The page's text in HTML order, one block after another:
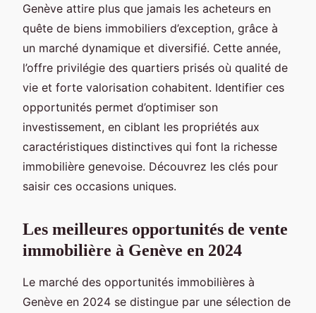
Genève attire plus que jamais les acheteurs en
quête de biens immobiliers d’exception, grâce à
un marché dynamique et diversifié. Cette année,
l’offre privilégie des quartiers prisés où qualité de
vie et forte valorisation cohabitent. Identifier ces
opportunités permet d’optimiser son
investissement, en ciblant les propriétés aux
caractéristiques distinctives qui font la richesse
immobilière genevoise. Découvrez les clés pour
saisir ces occasions uniques.
Les meilleures opportunités de vente
immobilière à Genève en 2024
Le marché des opportunités immobilières à
Genève en 2024 se distingue par une sélection de